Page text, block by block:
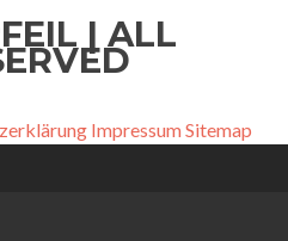
| ALL
ImpressumSitemap